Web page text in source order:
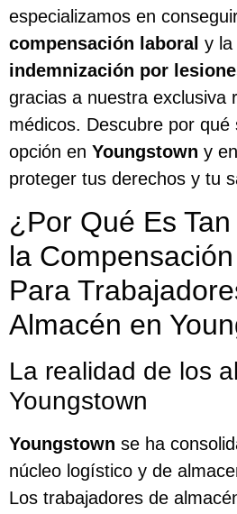
especializamos en
compensación laboral y la
indemnización por
gracias a nuestra exclusiva
médicos. Descubre por qué
opción en Youngstown y
proteger tus derechos y tu
¿Por Qué Es
la
Para
Almacén en
La realidad de los
Youngstown
Youngstown se ha
núcleo logístico y de
Los trabajadores de